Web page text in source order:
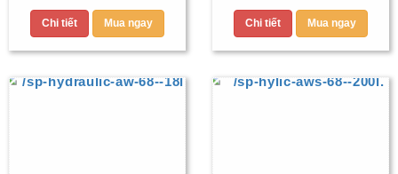
Chi tiết Mua ngay Chi tiết Mua ngay